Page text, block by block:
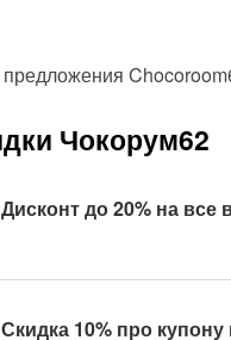
Чокорум62
Дисконт до 20% на все
Скидка 10% про